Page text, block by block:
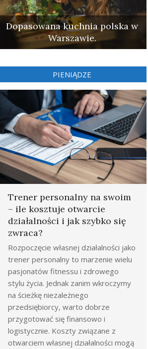
Dopasowana kuchnia polska w
Warszawie.
PIENIĄDZE
Trener personalny na swoim
– ile kosztuje otwarcie
działalności i jak szybko się
zwraca?
Rozpoczęcie własnej działalności jako
trener personalny to marzenie wielu
pasjonatów fitnessu i zdrowego
stylu życia. Jednak zanim wkroczymy
na ścieżkę niezależnego
przedsiębiorcy, warto dobrze
przygotować się finansowo i
logistycznie. Koszty związane z
otwarciem własnej działalności mogą